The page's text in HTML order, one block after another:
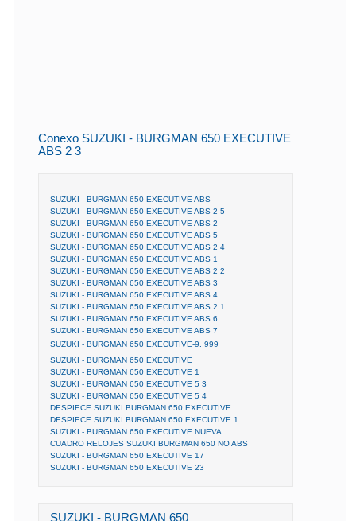
Conexo SUZUKI - BURGMAN 650 EXECUTIVE
ABS 2 3
SUZUKI - BURGMAN 650 EXECUTIVE ABS
SUZUKI - BURGMAN 650 EXECUTIVE ABS 2 5
SUZUKI - BURGMAN 650 EXECUTIVE ABS 2
SUZUKI - BURGMAN 650 EXECUTIVE ABS 5
SUZUKI - BURGMAN 650 EXECUTIVE ABS 2 4
SUZUKI - BURGMAN 650 EXECUTIVE ABS 1
SUZUKI - BURGMAN 650 EXECUTIVE ABS 2 2
SUZUKI - BURGMAN 650 EXECUTIVE ABS 3
SUZUKI - BURGMAN 650 EXECUTIVE ABS 4
SUZUKI - BURGMAN 650 EXECUTIVE ABS 2 1
SUZUKI - BURGMAN 650 EXECUTIVE ABS 6
SUZUKI - BURGMAN 650 EXECUTIVE ABS 7
SUZUKI - BURGMAN 650 EXECUTIVE-9. 999
SUZUKI - BURGMAN 650 EXECUTIVE
SUZUKI - BURGMAN 650 EXECUTIVE 1
SUZUKI - BURGMAN 650 EXECUTIVE 5 3
SUZUKI - BURGMAN 650 EXECUTIVE 5 4
DESPIECE SUZUKI BURGMAN 650 EXECUTIVE
DESPIECE SUZUKI BURGMAN 650 EXECUTIVE 1
SUZUKI - BURGMAN 650 EXECUTIVE NUEVA
CUADRO RELOJES SUZUKI BURGMAN 650 NO ABS
SUZUKI - BURGMAN 650 EXECUTIVE 17
SUZUKI - BURGMAN 650 EXECUTIVE 23
SUZUKI - BURGMAN 650